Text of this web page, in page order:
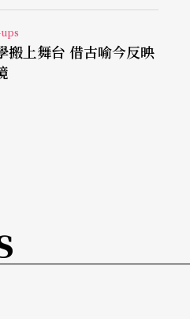
人著重心理」。對NO99
性」，他們的作品有些
是不知所措。珊普強調
像日本的神道教；他們
步調非常慢。慢，才能
借古喻今反映